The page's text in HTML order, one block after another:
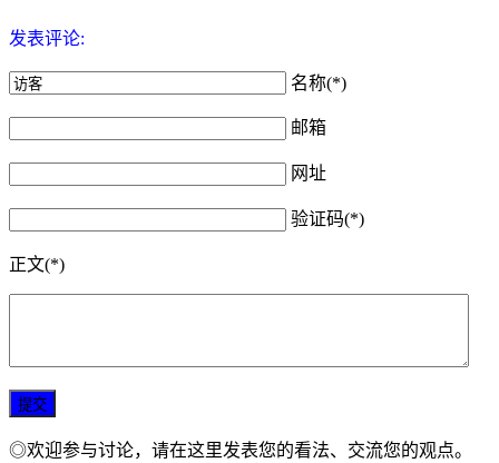
发表评论:
名称(*)
邮箱
网址
验证码(*)
正文(*)
◎欢迎参与讨论，请在这里发表您的看法、交流您的观点。